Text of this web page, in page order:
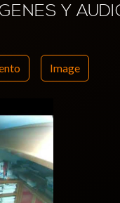
Y
Image